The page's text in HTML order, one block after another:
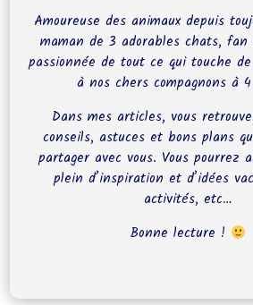
Amoureuse des animaux depuis
maman de 3 adorables chats, fan
passionnée de tout ce qui touche
à nos chers compagnons à
Dans mes articles, vous
conseils, astuces et bons plans
partager avec vous. Vous pourrez
plein d’inspiration et d’idées
activités, etc…
Bonne lecture !